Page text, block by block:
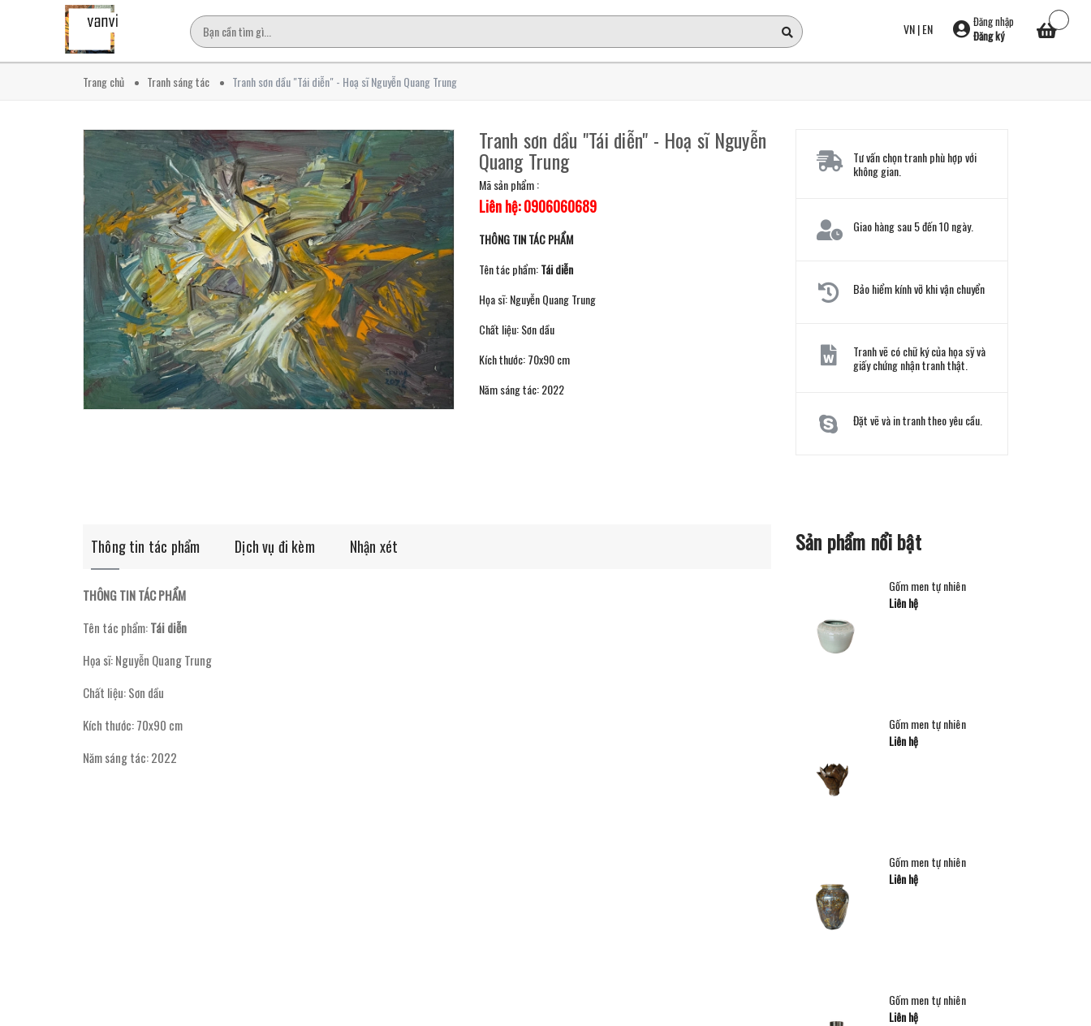
VN|EN
Đăng nhập
Đăng ký
Trang chủ Tranh sáng tác Tranh sơn dầu "Tái diễn" - Hoạ sĩ Nguyễn Quang Trung
Tranh sơn dầu "Tái diễn" - Hoạ sĩ Nguyễn
Quang Trung
Mã sản phẩm :
Liên hệ: 0906060689
THÔNG TIN TÁC PHẨM
Tên tác phẩm:Tái diễn
Họa sĩ: Nguyễn Quang Trung
Chất liệu: Sơn dầu
Kích thước: 70x90 cm
Năm sáng tác: 2022
Tư vấn chọn tranh phù hợp với
không gian.
Giao hàng sau 5 đến 10 ngày.
Bảo hiểm kính vỡ khi vận chuyển
Tranh vẽ có chữ ký của họa sỹ và
giấy chứng nhận tranh thật.
Đặt vẽ và in tranh theo yêu cầu.
Thông tin tác phẩm Dịch vụ đi kèm Nhận xét
THÔNG TIN TÁC PHẨM
Tên tác phẩm:Tái diễn
Họa sĩ: Nguyễn Quang Trung
Chất liệu: Sơn dầu
Kích thước: 70x90 cm
Năm sáng tác: 2022
Sản phẩm nổi bật
Gốm men tự nhiên
Liên hệ
Gốm men tự nhiên
Liên hệ
Gốm men tự nhiên
Liên hệ
Gốm men tự nhiên
Liên hệ